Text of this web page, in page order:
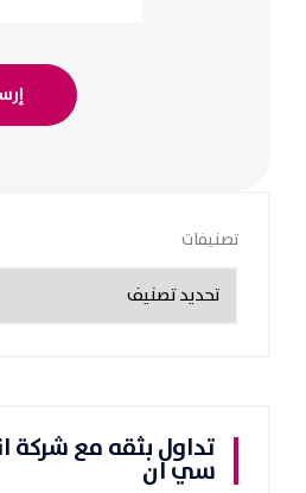
تصنيفات
تداول بثقه مع شركة
سي ان